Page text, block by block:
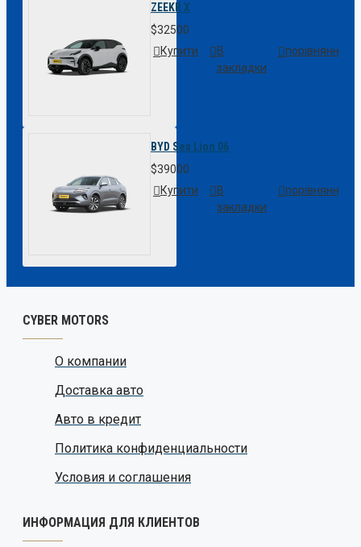
ZEEKR X
$32500
Купити
В
закладки
порівняння
BYD Sea Lion 06
$39000
Купити
В
закладки
порівняння
CYBER MOTORS
О компании
Доставка авто
Авто в кредит
Политика конфиденциальности
Условия и соглашения
ИНФОРМАЦИЯ ДЛЯ КЛИЕНТОВ